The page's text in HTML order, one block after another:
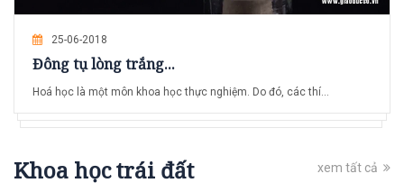
25-06-2018
Đông tụ lòng trắng...
Hoá học là một môn khoa học thực nghiệm. Do đó, các thí...
Khoa học trái đất xem tất cả